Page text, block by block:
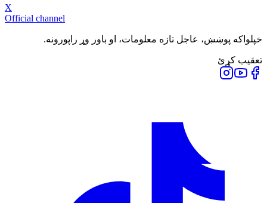
X
Official channel
خپلواکه پوښښ، عاجل تازه معلومات، او باور وړ راپورونه.
تعقیب کړئ